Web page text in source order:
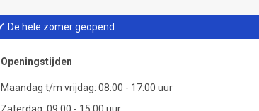
De hele zomer geopend
Openingstijden
Maandag t/m vrijdag: 08:00 - 17:00 uur